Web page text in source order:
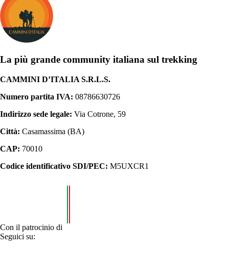
La più grande community italiana sul trekking
CAMMINI D’ITALIA S.R.L.S.
Numero partita IVA: 08786630726
Indirizzo sede legale: Via Cotrone, 59
Città: Casamassima (BA)
CAP: 70010
Codice identificativo SDI/PEC: M5UXCR1
Con il patrocinio di
Seguici su: